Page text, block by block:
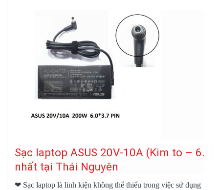
Sạc laptop ASUS 20V-10A (Kim to –
nhất tại Thái Nguyên
❤ Sạc laptop là linh kiện không thể thiếu trong việc sử dụng